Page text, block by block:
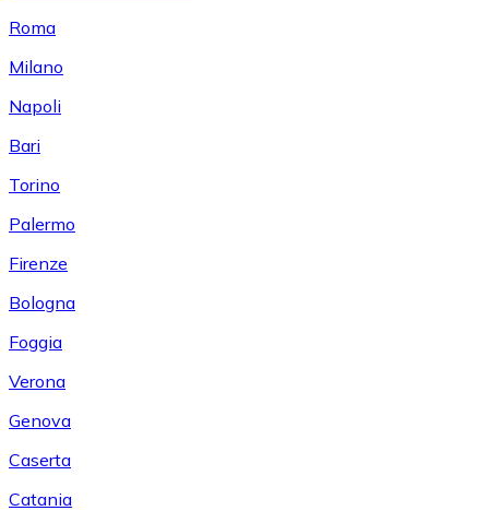
Roma
Milano
Napoli
Bari
Torino
Palermo
Firenze
Bologna
Foggia
Verona
Genova
Caserta
Catania